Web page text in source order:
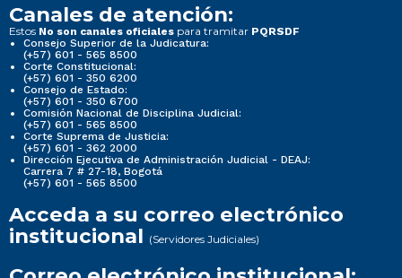
Canales de atención:
Estos No son canales oficiales para tramitar PQRSDF
Consejo Superior de la Judicatura:
(+57) 601 - 565 8500
Corte Constitucional:
(+57) 601 - 350 6200
Consejo de Estado:
(+57) 601 - 350 6700
Comisión Nacional de Disciplina Judicial:
(+57) 601 - 565 8500
Corte Suprema de Justicia:
(+57) 601 - 362 2000
Dirección Ejecutiva de Administración Judicial - DEAJ:
Carrera 7 # 27-18, Bogotá
(+57) 601 - 565 8500
Acceda a su correo electrónico
institucional (Servidores Judiciales)